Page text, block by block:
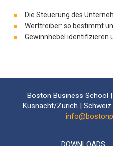
Die Steuerung des
Werttreiber: so bestimmt
Gewinnhebel identifizieren
Boston Business School
Küsnacht/Zürich | Schweiz
DOWNLOADS